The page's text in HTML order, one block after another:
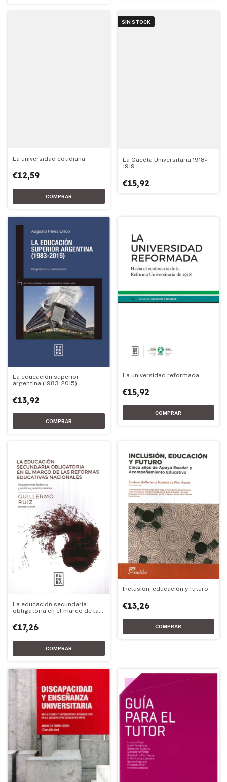
La universidad cotidiana
€12,59
SIN STOCK
La Gaceta Universitaria 1918-
1919
€15,92
La educación superior
argentina (1983-2015)
€13,92
La universidad reformada
€15,92
La educación secundaria
obligatoria en el marco de las
nacionales
€17,26
Inclusión, educación y futuro
€13,26